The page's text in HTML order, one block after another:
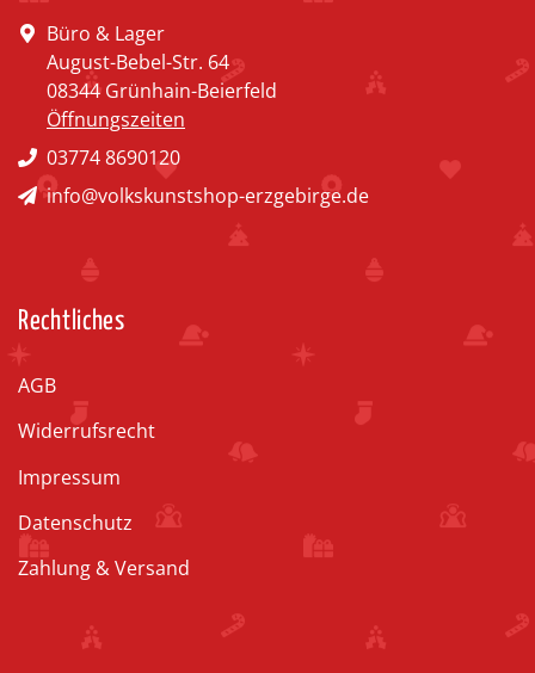
Büro & Lager
August-Bebel-Str. 64
08344 Grünhain-Beierfeld
Öffnungszeiten
03774 8690120
info@volkskunstshop-erzgebirge.de
Rechtliches
AGB
Widerrufsrecht
Impressum
Datenschutz
Zahlung & Versand